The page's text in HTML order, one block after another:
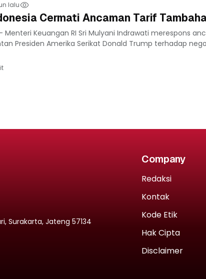
lalu
Cermati Ancaman Tarif
Menteri Keuangan RI Sri Mulyani Indrawati merespons
Presiden Amerika Serikat Donald Trump terhadap
Surakarta, Jateng 57134
Company
Redaksi
Kontak
Kode Etik
Hak Cipta
Disclaimer